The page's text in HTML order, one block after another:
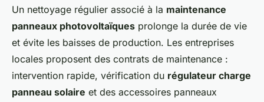
Un nettoyage régulier associé à la maintenance
panneaux photovoltaïques prolonge la durée de vie
et évite les baisses de production. Les entreprises
locales proposent des contrats de maintenance :
intervention rapide, vérification du régulateur charge
panneau solaire et des accessoires panneaux